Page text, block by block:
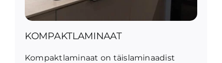
KOMPAKTLAMINAAT
Kompaktlaminaat on täislaminaadist